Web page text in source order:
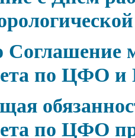
Соглашение
по ЦФО
по ЦФО